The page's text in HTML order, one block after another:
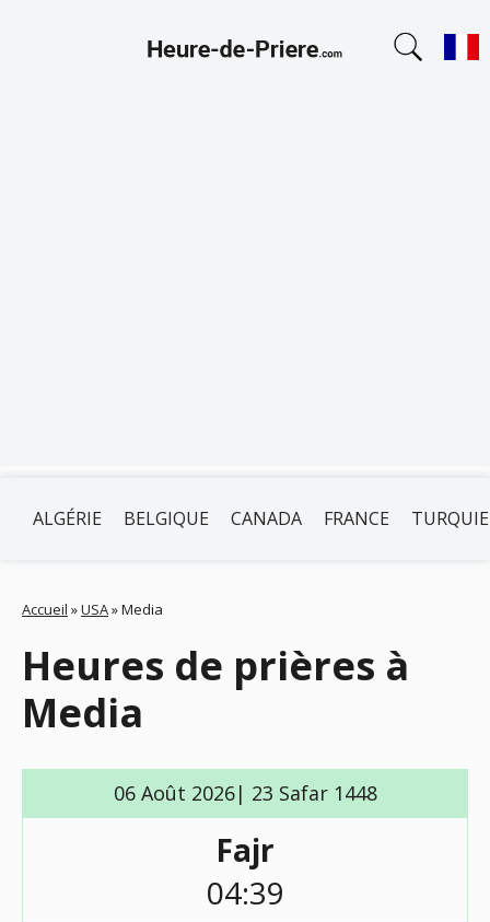
ALGÉRIE BELGIQUE CANADA FRANCE TURQUIE
Accueil »USA»Media
Heures de prières à
Media
06 Août 2026| 23 Safar 1448
Fajr
04:39